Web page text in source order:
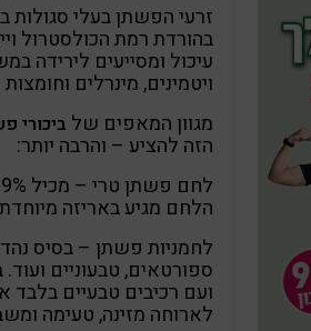
זרעי הפשתן בעלי סגולות
בהורדת רמת הכולסטרול
עיכול ומסייעים לירידה
ויטמינים, מינרלים
מגוון המאפים של ביכורי
הזה להציע – והרבה יותר:
הלחם מגיע באריזה
לחמניות פשתן – בסיס
ועם רכיבים טבעיים בלבד
לארוחה מזינה, טעימה